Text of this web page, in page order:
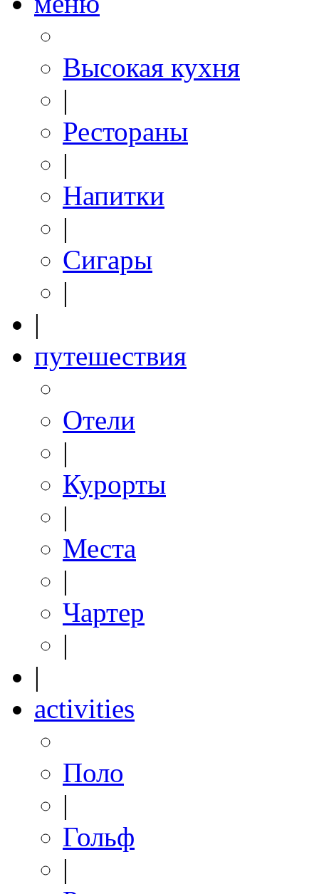
Высокая кухня
|
Рестораны
|
Напитки
|
Сигары
|
|
путешествия
Отели
|
Курорты
|
Места
|
Чартер
|
|
activities
Поло
|
Гольф
|